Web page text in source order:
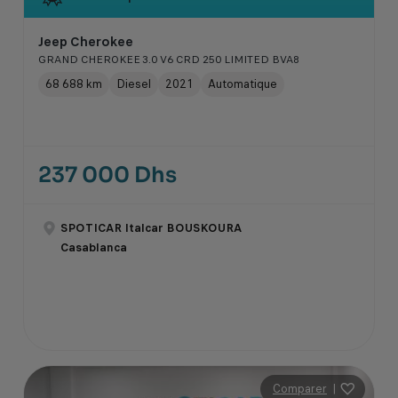
Jeep Cherokee
GRAND CHEROKEE 3.0 V6 CRD 250 LIMITED BVA8
68 688 km Diesel 2021 Automatique
237 000 Dhs
SPOTICAR Italcar BOUSKOURA
Casablanca
Comparer |